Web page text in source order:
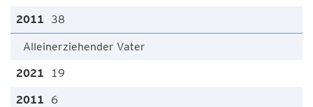
38
Alleinerziehender Vater
19
6